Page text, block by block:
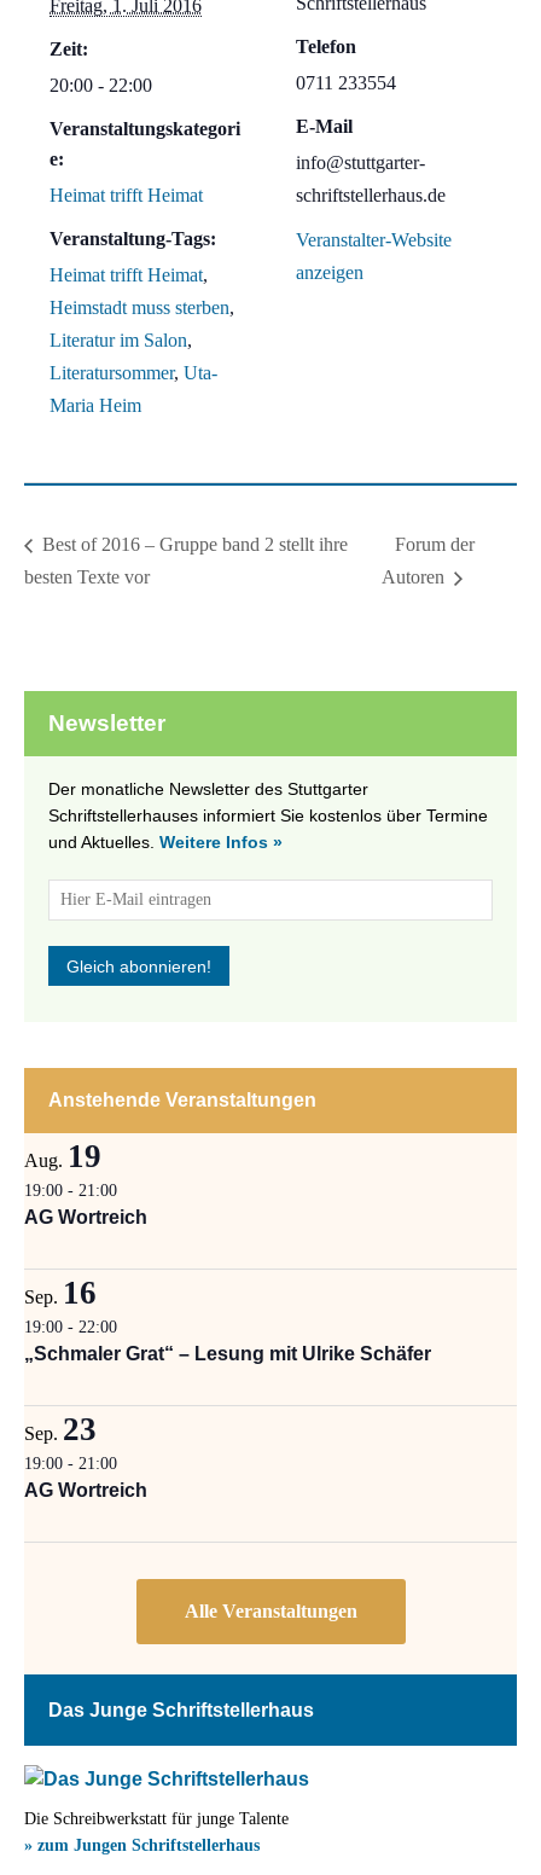
Freitag, 1. Juli 2016
Zeit:
20:00 - 22:00
Veranstaltungskategori
e:
Heimat trifft Heimat
Veranstaltung-Tags:
Heimat trifft Heimat,
Heimstadt muss sterben,
Literatur im Salon,
Literatursommer, Uta-
Maria Heim
Telefon
0711 233554
E-Mail
info@stuttgarter-
schriftstellerhaus.de
Veranstalter-Website
anzeigen
Best of 2016 – Gruppe band 2 stellt ihre
besten Texte vor
Forum der
Autoren
Newsletter
Der monatliche Newsletter des Stuttgarter
Schriftstellerhauses informiert Sie kostenlos über Termine
und Aktuelles. Weitere Infos »
Anstehende Veranstaltungen
Aug. 19
19:00 - 21:00
AG Wortreich
Sep. 16
19:00 - 22:00
„Schmaler Grat“ – Lesung mit Ulrike Schäfer
Sep. 23
19:00 - 21:00
AG Wortreich
Das Junge Schriftstellerhaus
Die Schreibwerkstatt für junge Talente
» zum Jungen Schriftstellerhaus